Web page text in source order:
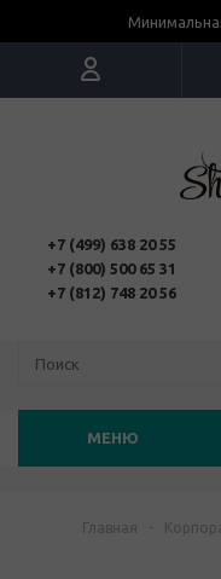
+7 (499) 638 20 55
+7 (800) 500 65 31
+7 (812) 748 20 56
МЕНЮ
Главная -